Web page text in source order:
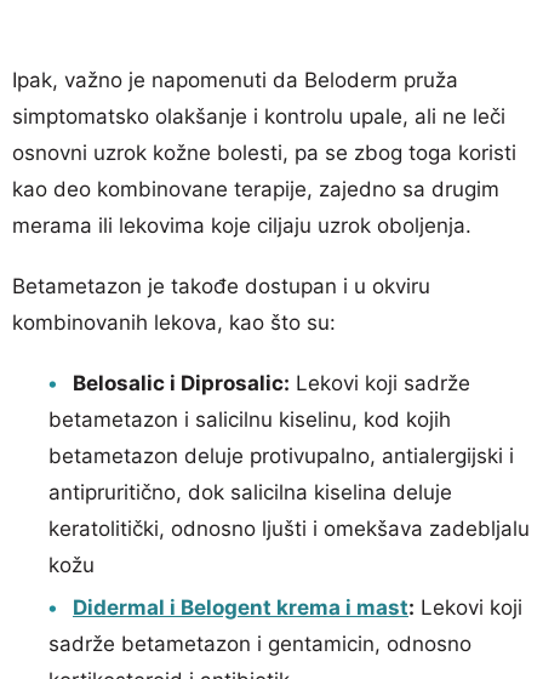
Ipak, važno je napomenuti da Beloderm pruža
simptomatsko olakšanje i kontrolu upale, ali ne leči
osnovni uzrok kožne bolesti, pa se zbog toga koristi
kao deo kombinovane terapije, zajedno sa drugim
merama ili lekovima koje ciljaju uzrok oboljenja.
Betametazon je takođe dostupan i u okviru
kombinovanih lekova, kao što su:
Belosalic i Diprosalic: Lekovi koji sadrže
betametazon i salicilnu kiselinu, kod kojih
betametazon deluje protivupalno, antialergijski i
antipruritično, dok salicilna kiselina deluje
keratolitički, odnosno ljušti i omekšava zadebljalu
kožu
Didermal i Belogent krema i mast: Lekovi koji
sadrže betametazon i gentamicin, odnosno